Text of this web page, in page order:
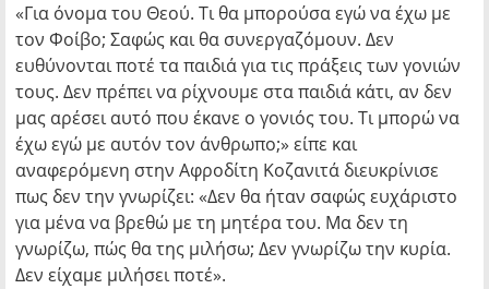
«Για όνομα του Θεού. Τι θα μπορούσα εγώ να έχω με
τον Φοίβο; Σαφώς και θα συνεργαζόμουν. Δεν
ευθύνονται ποτέ τα παιδιά για τις πράξεις των γονιών
τους. Δεν πρέπει να ρίχνουμε στα παιδιά κάτι, αν δεν
μας αρέσει αυτό που έκανε ο γονιός του. Τι μπορώ να
έχω εγώ με αυτόν τον άνθρωπο;» είπε και
αναφερόμενη στην Αφροδίτη Κοζανιτά διευκρίνισε
πως δεν την γνωρίζει: «Δεν θα ήταν σαφώς ευχάριστο
για μένα να βρεθώ με τη μητέρα του. Μα δεν τη
γνωρίζω, πώς θα της μιλήσω; Δεν γνωρίζω την κυρία.
Δεν είχαμε μιλήσει ποτέ».